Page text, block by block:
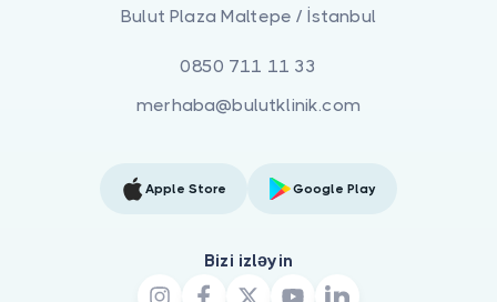
Bulut Plaza Maltepe / İstanbul
0850 711 11 33
merhaba@bulutklinik.com
Apple Store Google Play
Bizi izləyin